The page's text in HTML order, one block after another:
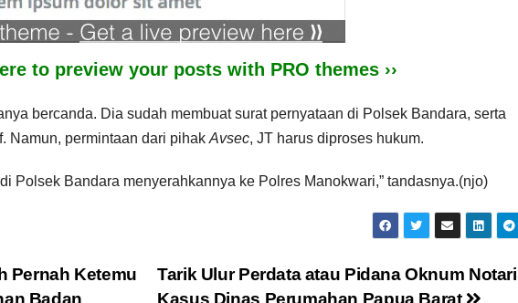
to preview your posts with PRO themes ››
bercanda. Dia sudah membuat surat pernyataan di Polsek Bandara, serta
Namun, permintaan dari pihak Avsec, JT harus diproses hukum.
Polsek Bandara menyerahkannya ke Polres Manokwari,” tandasnya.(njo)
Tarik Ulur Perdata atau Pidana Oknum
Kasus Dinas Perumahan Papua Barat
Pernah Ketemu
Badan